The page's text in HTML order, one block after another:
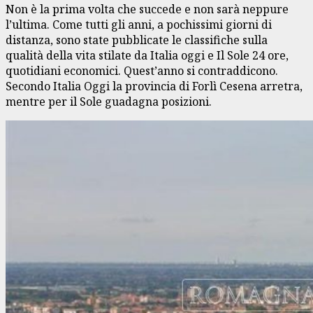
Non è la prima volta che succede e non sarà neppure
l’ultima. Come tutti gli anni, a pochissimi giorni di
distanza, sono state pubblicate le classifiche sulla
qualità della vita stilate da Italia oggi e Il Sole 24 ore,
quotidiani economici. Quest’anno si contraddicono.
Secondo Italia Oggi la provincia di Forlì Cesena arretra,
mentre per il Sole guadagna posizioni.